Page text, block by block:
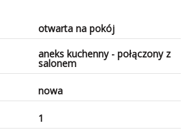
otwarta na pokój
aneks kuchenny - połączony z
salonem
nowa
1